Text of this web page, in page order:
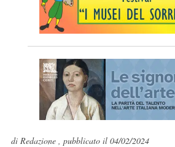
di Redazione , pubblicato il 04/02/2024